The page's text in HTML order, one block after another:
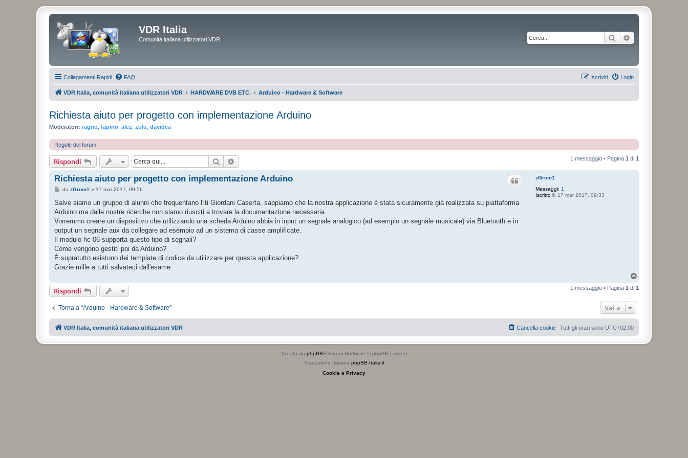
VDR Italia
Comunità italiana utilizzatori VDR Cerca
Collegamenti Rapidi FAQ Login
Iscriviti
VDR Italia, comunità italiana utilizzatori VDR HARDWARE DVB ETC. Arduino - Hardware & Software
Richiesta aiuto per progetto con implementazione Arduino
Moderatori: ragno tapino alez zulu davidea
Regole del forum
Rispondi Cerca 1 messaggio • Pagina 1 di 1
zGrom1
Messaggi: 1
Iscritto il: 17 mar 2017, 09:33
Richiesta aiuto per progetto con implementazione Arduino
M
s
a
g
i
o
da zGrom1 » 17 mar 2017, 09:56
Salve siamo un gruppo di alunni che frequentano l'iti Giordani Caserta, sappiamo che la nostra applicazione è stata sicuramente già realizzata su piattaforma
Arduino ma dalle nostre ricerche non siamo riusciti a trovare la documentazione necessaria.
Vorremmo creare un dispositivo che utilizzando una scheda Arduino abbia in input un segnale analogico (ad esempio un segnale musicale) via Bluetooth e in
output un segnale aux da collegare ad esempio ad un sistema di casse amplificate.
Il modulo hc-06 supporta questo tipo di segnali?
Come vengono gestiti poi da Arduino?
È sopratutto esistono dei template di codice da utilizzare per questa applicazione?
Grazie mille a tutti salvateci dall'esame.
p
Rispondi 1 messaggio • Pagina 1 di 1
Torna a “Arduino - Hardware & Software” Vai a
VDR Italia, comunità italiana utilizzatori VDR Tutti gli orari sono UTC+02:00
Cancella cookie
Creato da phpBB® Forum Software © phpBB Limited
Traduzione Italiana phpBB-Italia.it
Cookie e Privacy